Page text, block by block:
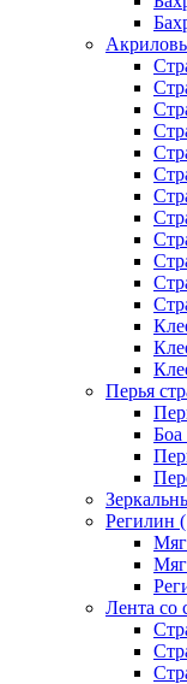
Перья
Боа
Регилин
Лента со